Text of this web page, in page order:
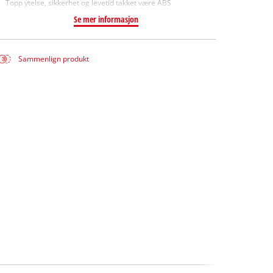
Topp ytelse, sikkerhet og levetid takket være ABS
Se mer informasjon
Sammenlign produkt